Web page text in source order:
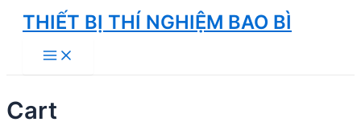
Skip
content
THIẾT BỊ THÍ NGHIỆM BAO BÌ
Main
Menu
Cart